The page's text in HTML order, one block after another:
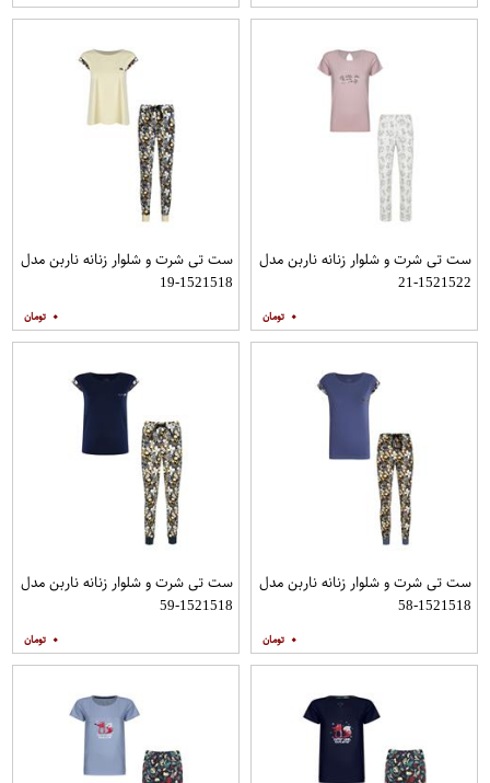
ست تی شرت و شلوار زنانه ناربن مدل
1521522-21
۰
ست تی شرت و شلوار زنانه ناربن مدل
1521518-19
۰
ست تی شرت و شلوار زنانه ناربن مدل
1521518-58
۰
ست تی شرت و شلوار زنانه ناربن مدل
1521518-59
۰